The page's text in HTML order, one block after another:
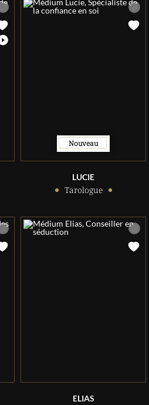
Nouveau
LUCIE
Tarologue
ELIAS